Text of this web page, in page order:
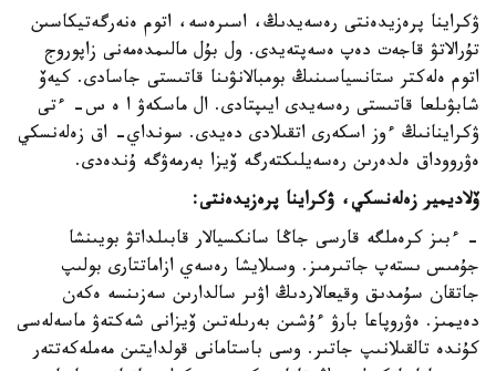
ۋكراينا پرەزيدەنتى رەسەيدىڭ، اسىرەسە، اتوم ەنەرگەتيكاسىن
تۇرالاتۋ قاجەت دەپ ەسەپتەيدى. ول بۇل مالىمدەمەنى زاپوروج
اتوم ەلەكتر ستانسياسىنىڭ بومبالانۋىنا قاتىستى جاسادى. كيەۆ
شابۋىلعا قاتىستى رەسەيدى ايىپتادى. ال ماسكەۋ ا ە س- ءتى
ۋكراينانىڭ ءوز اسكەرى اتقىلادى دەيدى. سونداي- اق زەلەنسكي
ەۋرووداق ەلدەرىن رەسەيلىكتەرگە ۆيزا بەرمەۋگە ۇندەدى.
ۆلاديمير زەلەنسكي، ۋكراينا پرەزيدەنتى:
- ءبىز كرەملگە قارسى جاڭا سانكسيالار قابىلداتۋ بويىنشا
جۇمىس ىستەپ جاتىرمىز. وسىلايشا رەسەي ازاماتتارى بولىپ
جاتقان سۇمدىق وقيعالاردىڭ اۋىر سالدارىن سەزىنسە ەكەن
دەيمىز. ەۋروپاعا بارۋ ءۇشىن بەرىلەتىن ۆيزانى شەكتەۋ ماسەلەسى
كۇندە تالقىلانىپ جاتىر. وسى باستامانى قولدايتىن مەملەكەتتەر